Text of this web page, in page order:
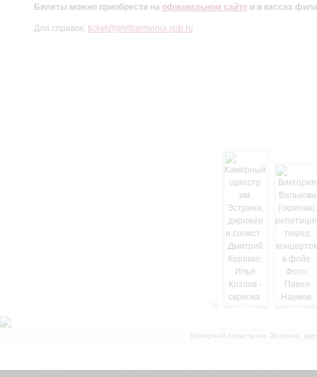
Билеты можно приобрести на официальном сайте и в кассах
Для справок: ticket@philharmonia.spb.ru
Камерный оркестр им. Эстрина,